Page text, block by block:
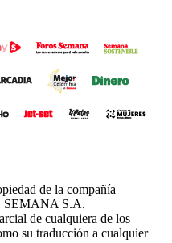
de la compañía
SEMANA S.A.
de cualquiera de los
su traducción a cualquier